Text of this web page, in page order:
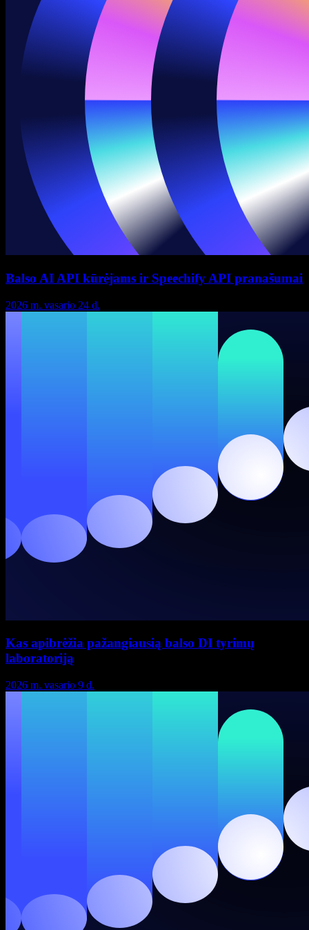
Balso AI API kūrėjams ir Speechify API pranašumai
2026 m. vasario 24 d.
Kas apibrėžia pažangiausią balso DI tyrimų
laboratoriją
2026 m. vasario 9 d.